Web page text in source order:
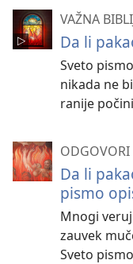
VAŽNA
Da li
Sveto
nikada ne
ranije
ODGOVORI
Da li
pismo
Mnogi
zauvek
Sveto